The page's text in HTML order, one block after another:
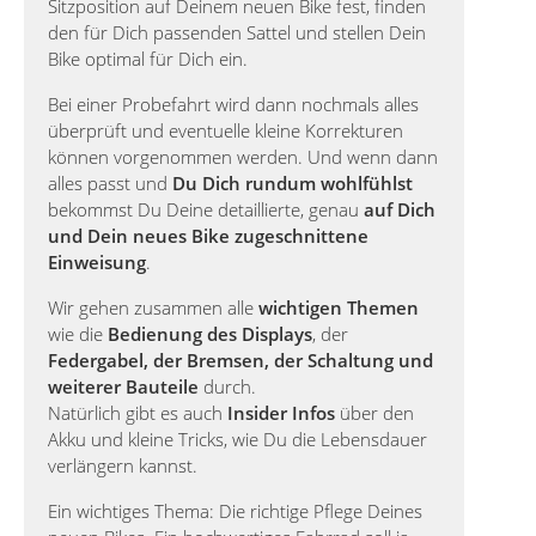
Sitzposition auf Deinem neuen Bike fest, finden
den für Dich passenden Sattel und stellen Dein
Bike optimal für Dich ein.
Bei einer Probefahrt wird dann nochmals alles
überprüft und eventuelle kleine Korrekturen
können vorgenommen werden. Und wenn dann
alles passt und Du Dich rundum wohlfühlst
bekommst Du Deine detaillierte, genau auf Dich
und Dein neues Bike zugeschnittene
Einweisung.
Wir gehen zusammen alle wichtigen Themen
wie die Bedienung des Displays, der
Federgabel, der Bremsen, der Schaltung und
weiterer Bauteile durch.
Natürlich gibt es auch Insider Infos über den
Akku und kleine Tricks, wie Du die Lebensdauer
verlängern kannst.
Ein wichtiges Thema: Die richtige Pflege Deines